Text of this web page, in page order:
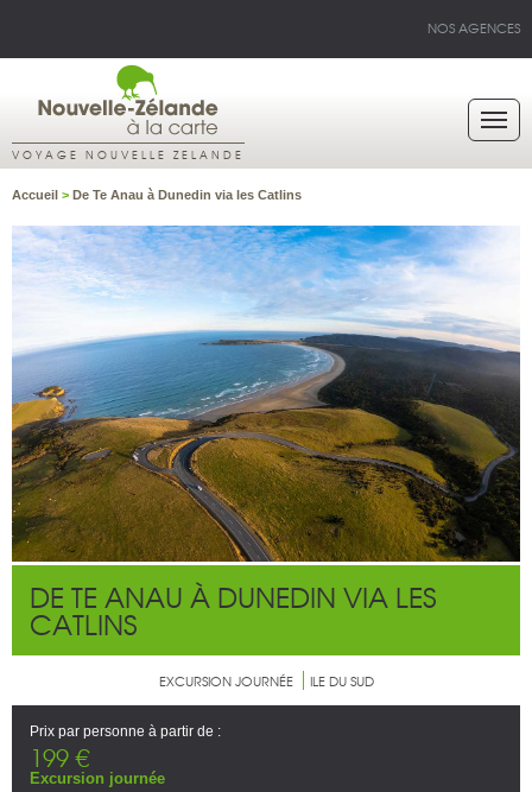
NOS AGENCES
VOYAGE NOUVELLE ZELANDE
Accueil > De Te Anau à Dunedin via les Catlins
DE TE ANAU À DUNEDIN VIA LES
CATLINS
EXCURSION JOURNÉE ILE DU SUD
Prix par personne à partir de :
199 €
Excursion journée